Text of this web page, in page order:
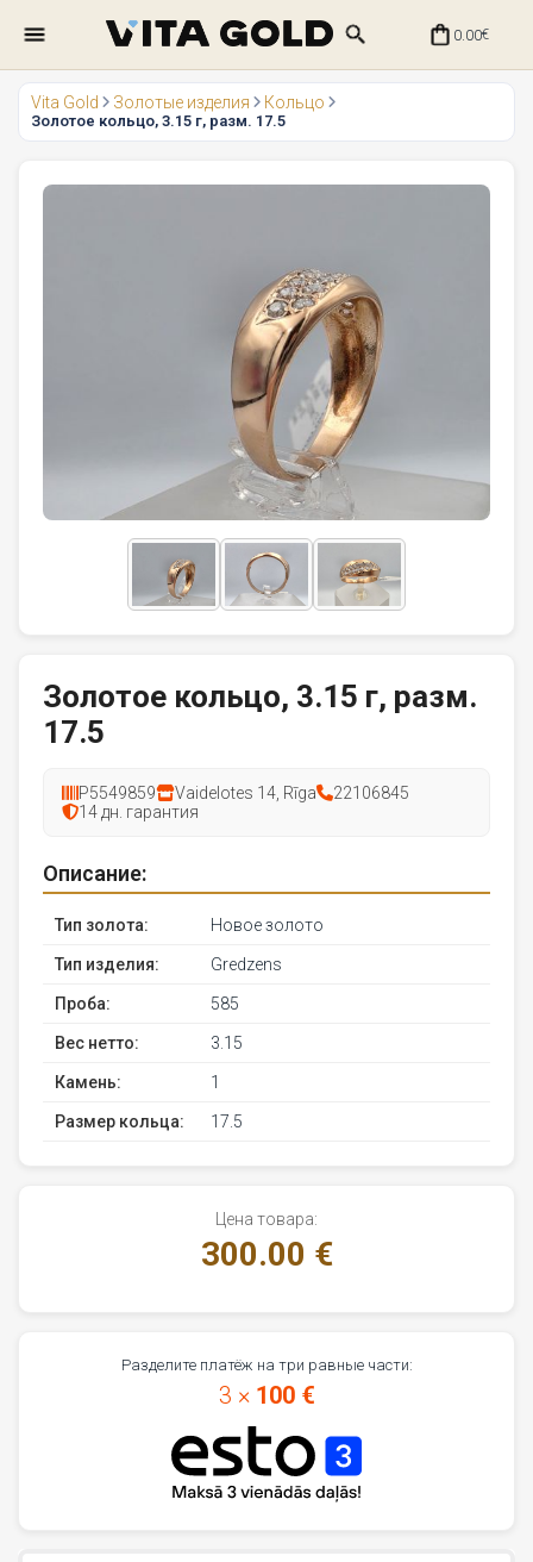
0.00€
Vita Gold Золотые изделия Кольцо
Золотое кольцо, 3.15 г, разм. 17.5
Золотое кольцо, 3.15 г, разм.
17.5
P5549859 Vaidelotes 14, Rīga
22106845
14 дн. гарантия
Описание:
Тип золота: Новое золото
Тип изделия: Gredzens
Проба: 585
Вес нетто: 3.15
Камень: 1
Размер кольца: 17.5
Цена товара:
300.00 €
Разделите платёж на три равные части:
3 × 100 €